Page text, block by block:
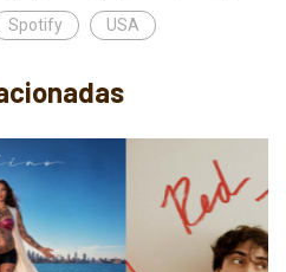
Spotify USA